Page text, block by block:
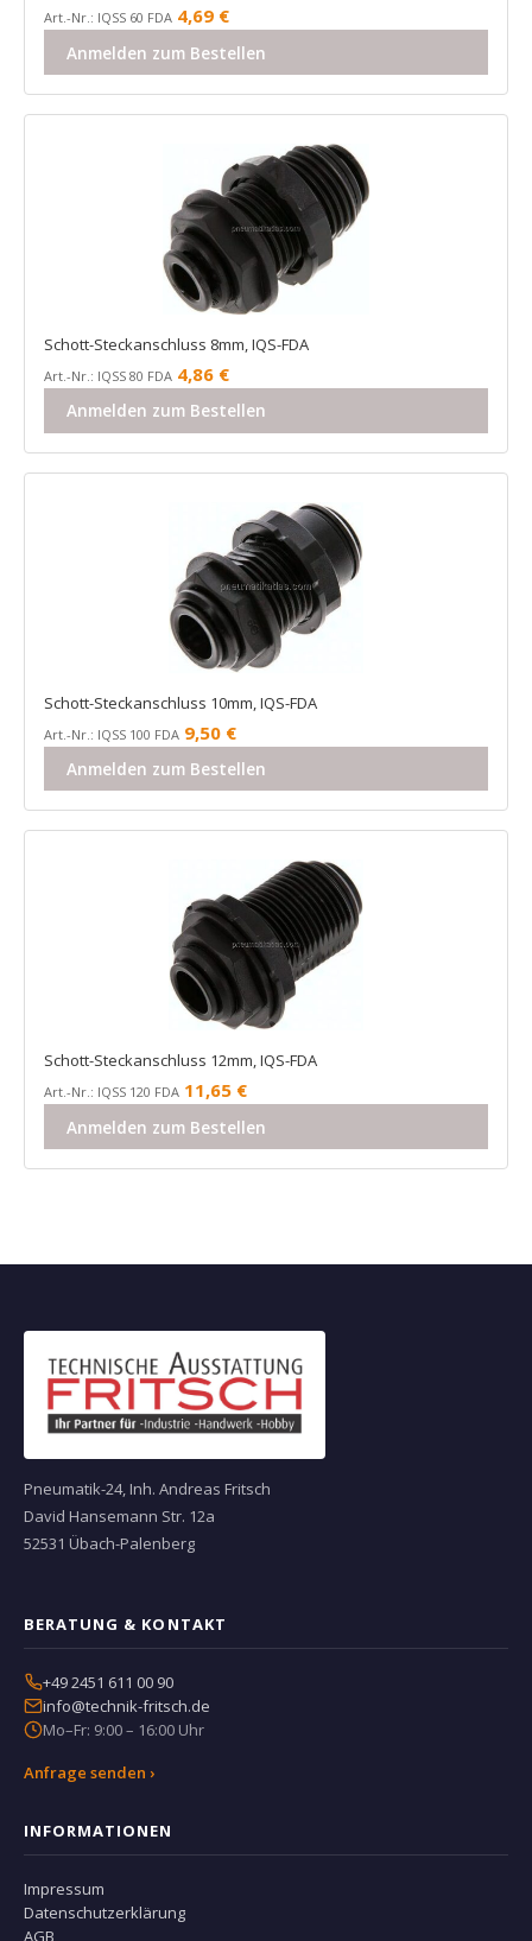
Art.-Nr.: IQSS 60 FDA 4,69 €
Anmelden zum Bestellen
Schott-Steckanschluss 8mm, IQS-FDA
Art.-Nr.: IQSS 80 FDA 4,86 €
Anmelden zum Bestellen
Schott-Steckanschluss 10mm, IQS-FDA
Art.-Nr.: IQSS 100 FDA 9,50 €
Anmelden zum Bestellen
Schott-Steckanschluss 12mm, IQS-FDA
Art.-Nr.: IQSS 120 FDA 11,65 €
Anmelden zum Bestellen
Pneumatik-24, Inh. Andreas Fritsch
David Hansemann Str. 12a
52531 Übach-Palenberg
BERATUNG & KONTAKT
+49 2451 611 00 90
info@technik-fritsch.de
Mo–Fr: 9:00 – 16:00 Uhr
Anfrage senden ›
INFORMATIONEN
Impressum
Datenschutzerklärung
AGB